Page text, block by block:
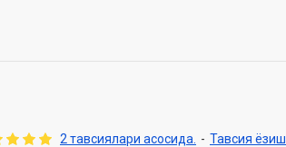
2 тавсиялари асосида. - Тавсия ёзиш